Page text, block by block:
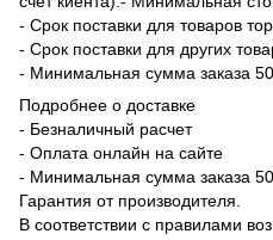
- Срок поставки для товаров
- Срок поставки для других
- Минимальная сумма заказа
Подробнее о доставке
- Безналичный расчет
- Оплата онлайн на сайте
- Минимальная сумма заказа
Гарантия от производителя.
В соответствии с правилами